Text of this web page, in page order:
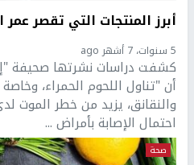
أبرز المنتجات التي تقصر عمر
5 سنوات، 7 أشهر ago
كشفت دراسات نشرتها صحيفة
أن "تناول اللحوم الحمراء،
والنقانق، يزيد من خطر الموت
احتمال الإصابة بأمراض ...
صحة